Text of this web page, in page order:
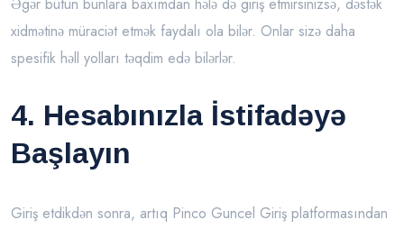
Əgər bütün bunlara baxımdan hələ də giriş etmirsinizsə, dəstək
xidmətinə müraciət etmək faydalı ola bilər. Onlar sizə daha
spesifik həll yolları təqdim edə bilərlər.
4. Hesabınızla İstifadəyə
Başlayın
Giriş etdikdən sonra, artıq Pinco Guncel Giriş platformasından